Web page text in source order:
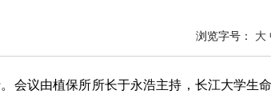
浏览字号： 大
会议由植保所所长于永浩主持，长江大学生